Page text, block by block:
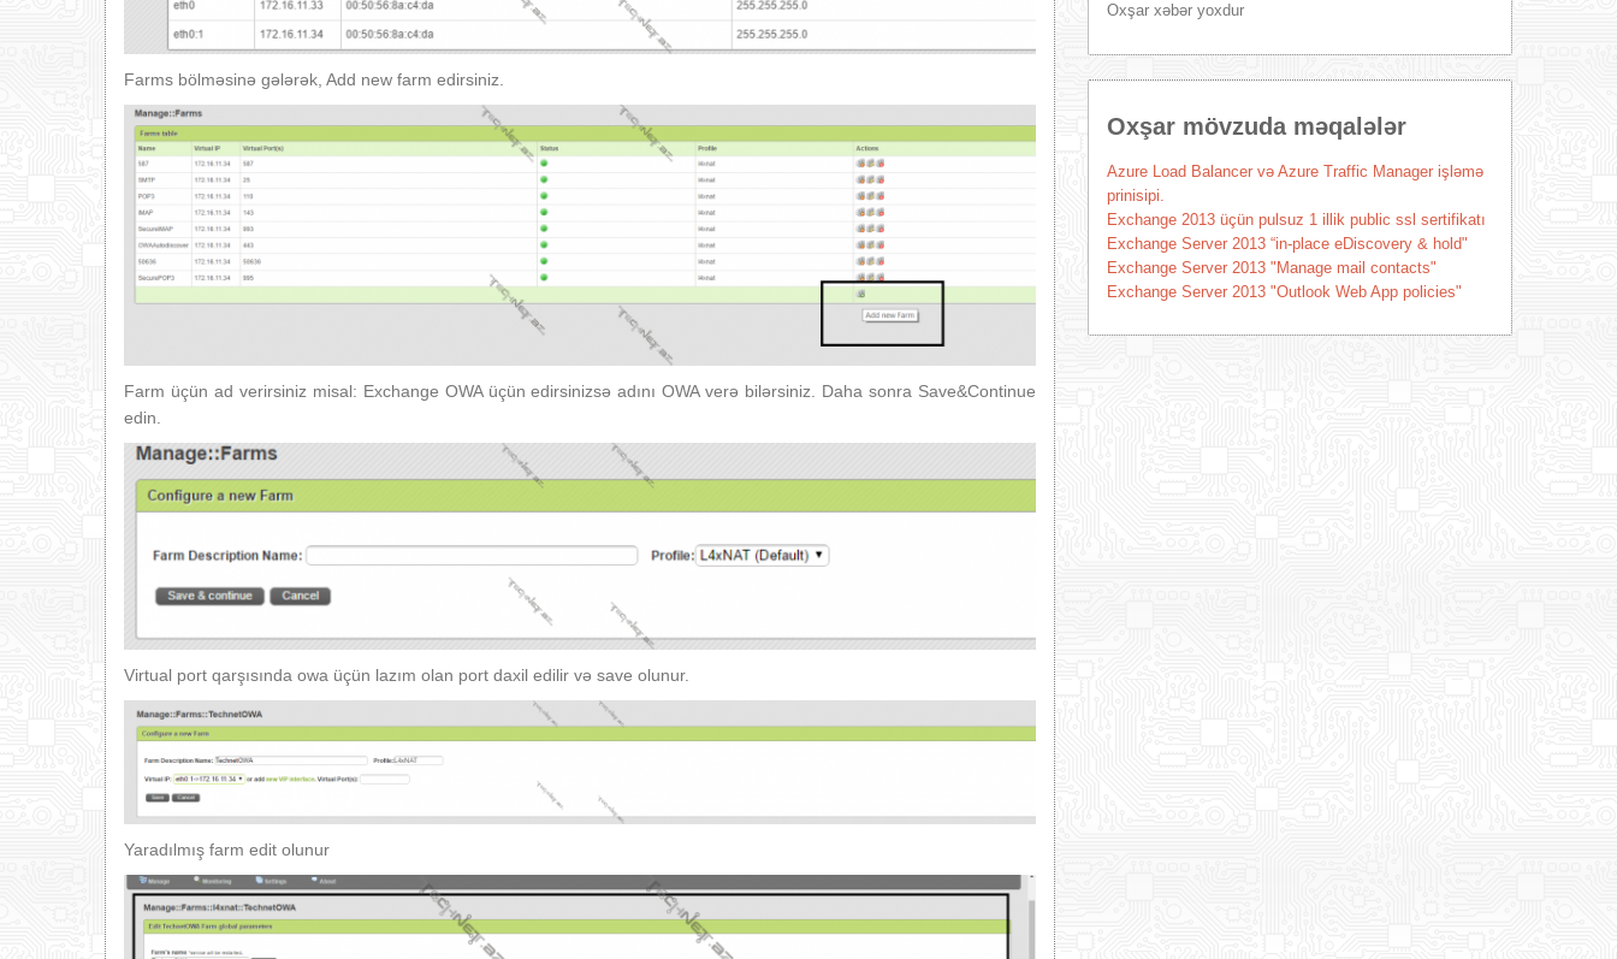
Farms bölməsinə gələrək, Add new farm edirsiniz.
Farm üçün ad verirsiniz misal: Exchange OWA üçün edirsinizsə adını OWA verə bilərsiniz. Daha sonra Save&Continue
edin.
Virtual port qarşısında owa üçün lazım olan port daxil edilir və save olunur.
Yaradılmış farm edit olunur
Oxşar xəbər yoxdur
Oxşar mövzuda məqalələr
Azure Load Balancer və Azure Traffic Manager işləmə
prinisipi.
Exchange 2013 üçün pulsuz 1 illik public ssl sertifikatı
Exchange Server 2013 “in-place eDiscovery & hold"
Exchange Server 2013 "Manage mail contacts"
Exchange Server 2013 "Outlook Web App policies"